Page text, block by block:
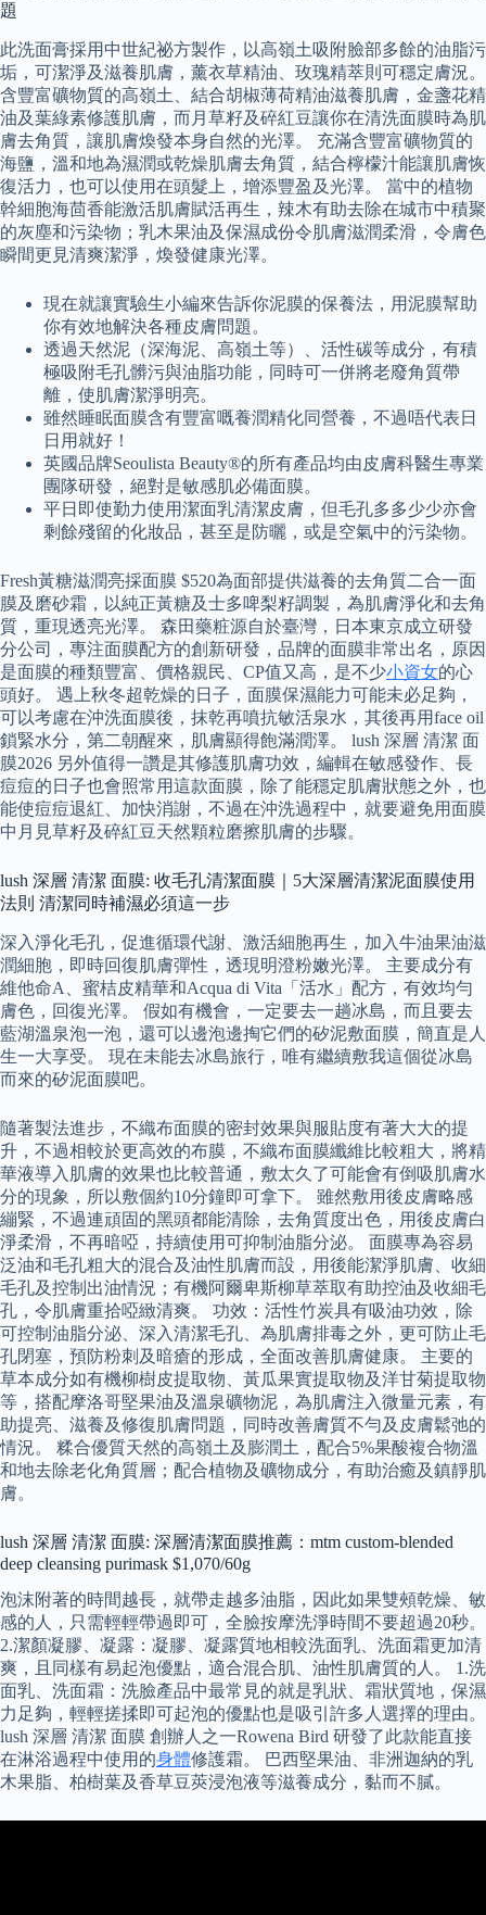
題
此洗面膏採用中世紀祕方製作，以高嶺土吸附臉部多餘的油脂污
垢，可潔淨及滋養肌膚，薰衣草精油、玫瑰精萃則可穩定膚況。
含豐富礦物質的高嶺土、結合胡椒薄荷精油滋養肌膚，金盞花精
油及葉綠素修護肌膚，而月草籽及碎紅豆讓你在清洗面膜時為肌
膚去角質，讓肌膚煥發本身自然的光澤。 充滿含豐富礦物質的
海鹽，溫和地為濕潤或乾燥肌膚去角質，結合檸檬汁能讓肌膚恢
復活力，也可以使用在頭髮上，增添豐盈及光澤。 當中的植物
幹細胞海茴香能激活肌膚賦活再生，辣木有助去除在城市中積聚
的灰塵和污染物；乳木果油及保濕成份令肌膚滋潤柔滑，令膚色
瞬間更見清爽潔淨，煥發健康光澤。
現在就讓實驗生小編來告訴你泥膜的保養法，用泥膜幫助
你有效地解決各種皮膚問題。
透過天然泥（深海泥、高嶺土等）、活性碳等成分，有積
極吸附毛孔髒污與油脂功能，同時可一併將老廢角質帶
離，使肌膚潔淨明亮。
雖然睡眠面膜含有豐富嘅養潤精化同營養，不過唔代表日
日用就好！
英國品牌Seoulista Beauty®的所有產品均由皮膚科醫生專業
團隊研發，絕對是敏感肌必備面膜。
平日即使勤力使用潔面乳清潔皮膚，但毛孔多多少少亦會
剩餘殘留的化妝品，甚至是防曬，或是空氣中的污染物。
Fresh黃糖滋潤亮採面膜 $520為面部提供滋養的去角質二合一面
膜及磨砂霜，以純正黃糖及士多啤梨籽調製，為肌膚淨化和去角
質，重現透亮光澤。 森田藥粧源自於臺灣，日本東京成立研發
分公司，專注面膜配方的創新研發，品牌的面膜非常出名，原因
是面膜的種類豐富、價格親民、CP值又高，是不少小資女的心
頭好。 遇上秋冬超乾燥的日子，面膜保濕能力可能未必足夠，
可以考慮在沖洗面膜後，抹乾再噴抗敏活泉水，其後再用face oil
鎖緊水分，第二朝醒來，肌膚顯得飽滿潤澤。 lush 深層 清潔 面
膜2026 另外值得一讚是其修護肌膚功效，編輯在敏感發作、長
痘痘的日子也會照常用這款面膜，除了能穩定肌膚狀態之外，也
能使痘痘退紅、加快消謝，不過在沖洗過程中，就要避免用面膜
中月見草籽及碎紅豆天然顆粒磨擦肌膚的步驟。
lush 深層 清潔 面膜: 收毛孔清潔面膜｜5大深層清潔泥面膜使用
法則 清潔同時補濕必須這一步
深入淨化毛孔，促進循環代謝、激活細胞再生，加入牛油果油滋
潤細胞，即時回復肌膚彈性，透現明澄粉嫩光澤。 主要成分有
維他命A、蜜桔皮精華和Acqua di Vita「活水」配方，有效均勻
膚色，回復光澤。 假如有機會，一定要去一趟冰島，而且要去
藍湖溫泉泡一泡，還可以邊泡邊掏它們的矽泥敷面膜，簡直是人
生一大享受。 現在未能去冰島旅行，唯有繼續敷我這個從冰島
而來的矽泥面膜吧。
隨著製法進步，不織布面膜的密封效果與服貼度有著大大的提
升，不過相較於更高效的布膜，不織布面膜纖維比較粗大，將精
華液導入肌膚的效果也比較普通，敷太久了可能會有倒吸肌膚水
分的現象，所以敷個約10分鐘即可拿下。 雖然敷用後皮膚略感
繃緊，不過連頑固的黑頭都能清除，去角質度出色，用後皮膚白
淨柔滑，不再暗啞，持續使用可抑制油脂分泌。 面膜專為容易
泛油和毛孔粗大的混合及油性肌膚而設，用後能潔淨肌膚、收細
毛孔及控制出油情況；有機阿爾卑斯柳草萃取有助控油及收細毛
孔，令肌膚重拾啞緻清爽。 功效：活性竹炭具有吸油功效，除
可控制油脂分泌、深入清潔毛孔、為肌膚排毒之外，更可防止毛
孔閉塞，預防粉刺及暗瘡的形成，全面改善肌膚健康。 主要的
草本成分如有機柳樹皮提取物、黃瓜果實提取物及洋甘菊提取物
等，搭配摩洛哥堅果油及溫泉礦物泥，為肌膚注入微量元素，有
助提亮、滋養及修復肌膚問題，同時改善膚質不勻及皮膚鬆弛的
情況。 糅合優質天然的高嶺土及膨潤土，配合5%果酸複合物溫
和地去除老化角質層；配合植物及礦物成分，有助治癒及鎮靜肌
膚。
lush 深層 清潔 面膜: 深層清潔面膜推薦：mtm custom-blended
deep cleansing purimask $1,070/60g
泡沫附著的時間越長，就帶走越多油脂，因此如果雙頰乾燥、敏
感的人，只需輕輕帶過即可，全臉按摩洗淨時間不要超過20秒。
2.潔顏凝膠、凝露：凝膠、凝露質地相較洗面乳、洗面霜更加清
爽，且同樣有易起泡優點，適合混合肌、油性肌膚質的人。 1.洗
面乳、洗面霜：洗臉產品中最常見的就是乳狀、霜狀質地，保濕
力足夠，輕輕搓揉即可起泡的優點也是吸引許多人選擇的理由。
lush 深層 清潔 面膜 創辦人之一Rowena Bird 研發了此款能直接
在淋浴過程中使用的身體修護霜。 巴西堅果油、非洲迦納的乳
木果脂、柏樹葉及香草豆莢浸泡液等滋養成分，黏而不膩。